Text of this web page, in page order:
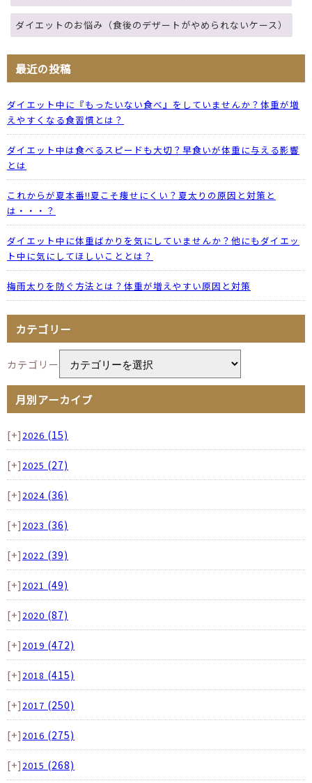
ダイエットのお悩み（食後のデザートがやめられないケース）
最近の投稿
ダイエット中に『もったいない食べ』をしていませんか？体重が増
えやすくなる食習慣とは？
ダイエット中は食べるスピードも大切？早食いが体重に与える影響
とは
これからが夏本番!!夏こそ痩せにくい？夏太りの原因と対策と
は・・・？
ダイエット中に体重ばかりを気にしていませんか？他にもダイエッ
ト中に気にしてほしいこととは？
梅雨太りを防ぐ方法とは？体重が増えやすい原因と対策
カテゴリー
カテゴリー
月別アーカイブ
[+] 2026 (15)
[+] 2025 (27)
[+] 2024 (36)
[+] 2023 (36)
[+] 2022 (39)
[+] 2021 (49)
[+] 2020 (87)
[+] 2019 (472)
[+] 2018 (415)
[+] 2017 (250)
[+] 2016 (275)
[+] 2015 (268)